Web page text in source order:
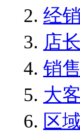
经
店
销
大
区